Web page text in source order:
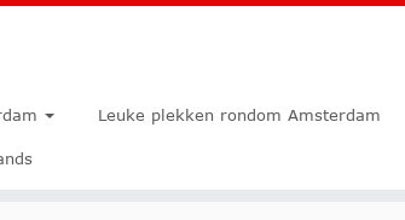
Leuke plekken rondom Amsterdam